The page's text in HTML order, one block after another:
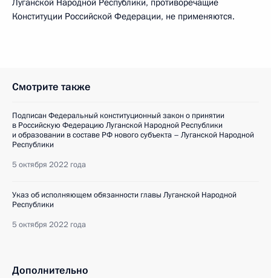
Луганской Народной Республики, противоречащие
Конституции Российской Федерации, не применяются.
Смотрите также
Подписан Федеральный конституционный закон о принятии
в Российскую Федерацию Луганской Народной Республики
и образовании в составе РФ нового субъекта – Луганской Народной
Республики
5 октября 2022 года
Указ об исполняющем обязанности главы Луганской Народной
Республики
5 октября 2022 года
Дополнительно